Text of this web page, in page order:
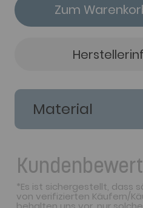
Zum
Material
*Es ist sichergestellt, dass
von verifizierten Käufern/